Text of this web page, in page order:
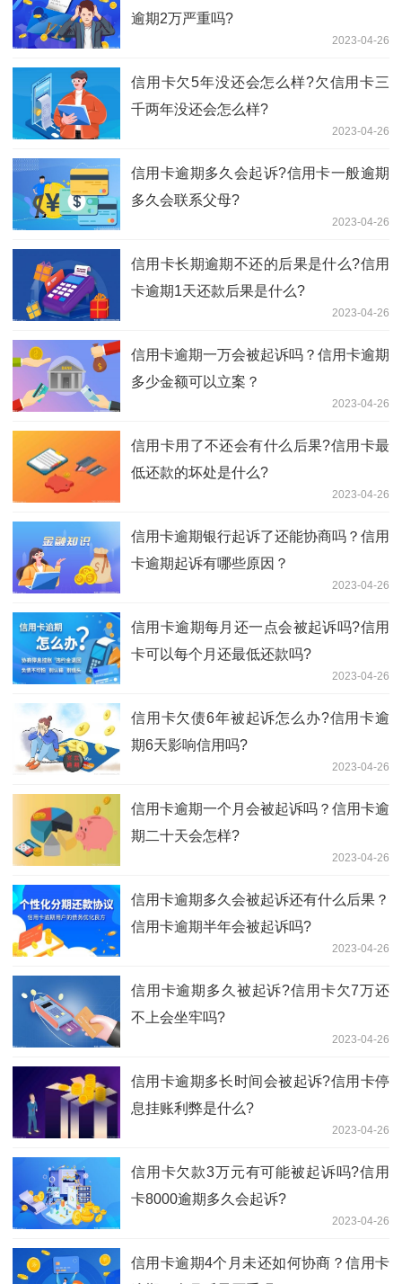
逾期2万严重吗?
2023-04-26
信用卡欠5年没还会怎么样?欠信用卡三
千两年没还会怎么样?
2023-04-26
信用卡逾期多久会起诉?信用卡一般逾期
多久会联系父母?
2023-04-26
信用卡长期逾期不还的后果是什么?信用
卡逾期1天还款后果是什么?
2023-04-26
信用卡逾期一万会被起诉吗？信用卡逾期
多少金额可以立案？
2023-04-26
信用卡用了不还会有什么后果?信用卡最
低还款的坏处是什么?
2023-04-26
信用卡逾期银行起诉了还能协商吗？信用
卡逾期起诉有哪些原因？
2023-04-26
信用卡逾期每月还一点会被起诉吗?信用
卡可以每个月还最低还款吗?
2023-04-26
信用卡欠债6年被起诉怎么办?信用卡逾
期6天影响信用吗?
2023-04-26
信用卡逾期一个月会被起诉吗？信用卡逾
期二十天会怎样?
2023-04-26
信用卡逾期多久会被起诉还有什么后果？
信用卡逾期半年会被起诉吗?
2023-04-26
信用卡逾期多久被起诉?信用卡欠7万还
不上会坐牢吗?
2023-04-26
信用卡逾期多长时间会被起诉?信用卡停
息挂账利弊是什么?
2023-04-26
信用卡欠款3万元有可能被起诉吗?信用
卡8000逾期多久会起诉?
2023-04-26
信用卡逾期4个月未还如何协商？信用卡